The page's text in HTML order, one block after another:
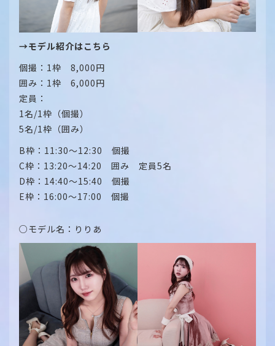
→モデル紹介はこちら
個撮：1枠 8,000円
囲み：1枠 6,000円
定員：
1名/1枠（個撮）
5名/1枠（囲み）
B枠：11:30～12:30 個撮
C枠：13:20～14:20 囲み 定員5名
D枠：14:40～15:40 個撮
E枠：16:00～17:00 個撮
○モデル名：りりあ